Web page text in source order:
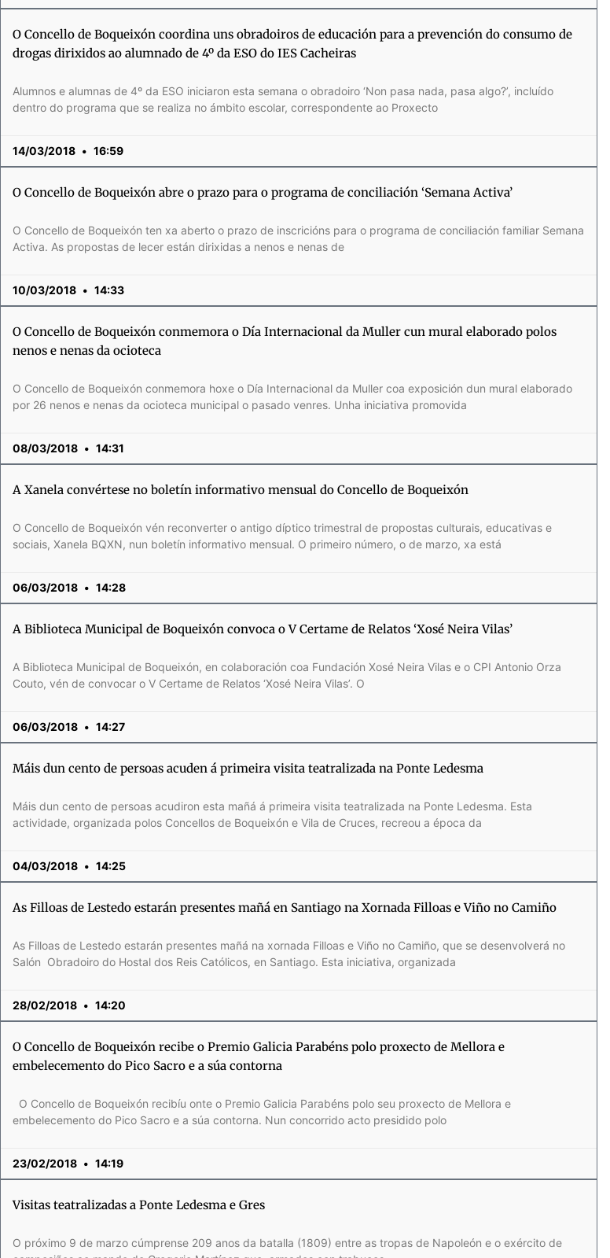
O Concello de Boqueixón coordina uns obradoiros de educación para a prevención do consumo de
drogas dirixidos ao alumnado de 4º da ESO do IES Cacheiras
Alumnos e alumnas de 4º da ESO iniciaron esta semana o obradoiro ‘Non pasa nada, pasa algo?’, incluído
dentro do programa que se realiza no ámbito escolar, correspondente ao Proxecto
14/03/2018 16:59
O Concello de Boqueixón abre o prazo para o programa de conciliación ‘Semana Activa’
O Concello de Boqueixón ten xa aberto o prazo de inscricións para o programa de conciliación familiar Semana
Activa. As propostas de lecer están dirixidas a nenos e nenas de
10/03/2018 14:33
O Concello de Boqueixón conmemora o Día Internacional da Muller cun mural elaborado polos
nenos e nenas da ocioteca
O Concello de Boqueixón conmemora hoxe o Día Internacional da Muller coa exposición dun mural elaborado
por 26 nenos e nenas da ocioteca municipal o pasado venres. Unha iniciativa promovida
08/03/2018 14:31
A Xanela convértese no boletín informativo mensual do Concello de Boqueixón
O Concello de Boqueixón vén reconverter o antigo díptico trimestral de propostas culturais, educativas e
sociais, Xanela BQXN, nun boletín informativo mensual. O primeiro número, o de marzo, xa está
06/03/2018 14:28
A Biblioteca Municipal de Boqueixón convoca o V Certame de Relatos ‘Xosé Neira Vilas’
A Biblioteca Municipal de Boqueixón, en colaboración coa Fundación Xosé Neira Vilas e o CPI Antonio Orza
Couto, vén de convocar o V Certame de Relatos ‘Xosé Neira Vilas’. O
06/03/2018 14:27
Máis dun cento de persoas acuden á primeira visita teatralizada na Ponte Ledesma
Máis dun cento de persoas acudiron esta mañá á primeira visita teatralizada na Ponte Ledesma. Esta
actividade, organizada polos Concellos de Boqueixón e Vila de Cruces, recreou a época da
04/03/2018 14:25
As Filloas de Lestedo estarán presentes mañá en Santiago na Xornada Filloas e Viño no Camiño
As Filloas de Lestedo estarán presentes mañá na xornada Filloas e Viño no Camiño, que se desenvolverá no
Salón Obradoiro do Hostal dos Reis Católicos, en Santiago. Esta iniciativa, organizada
28/02/2018 14:20
O Concello de Boqueixón recibe o Premio Galicia Parabéns polo proxecto de Mellora e
embelecemento do Pico Sacro e a súa contorna
O Concello de Boqueixón recibíu onte o Premio Galicia Parabéns polo seu proxecto de Mellora e
embelecemento do Pico Sacro e a súa contorna. Nun concorrido acto presidido polo
23/02/2018 14:19
Visitas teatralizadas a Ponte Ledesma e Gres
O próximo 9 de marzo cúmprense 209 anos da batalla (1809) entre as tropas de Napoleón e o exército de